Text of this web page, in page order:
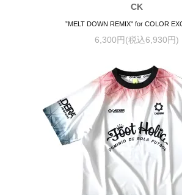
CK
”MELT DOWN REMIX" for COLOR
6,300円(税込6,930円)